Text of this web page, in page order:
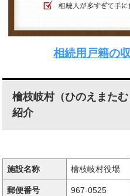
相続用戸籍の
檜枝岐村（ひのえまた
紹介
施設名称 檜枝岐村役場
郵便番号 967-0525